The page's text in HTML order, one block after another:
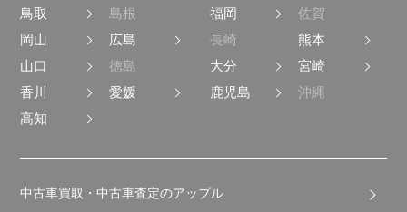
鳥取
島根
岡山
広島
山口
徳島
香川
愛媛
高知
福岡
佐賀
長崎
熊本
大分
宮崎
鹿児島
沖縄
中古車買取・中古車査定のアップル